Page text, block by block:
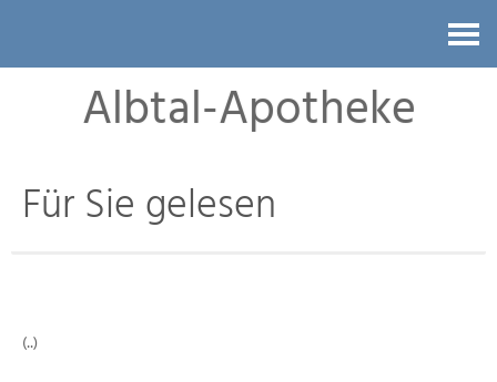
Albtal-Apotheke
Für Sie gelesen
(..)